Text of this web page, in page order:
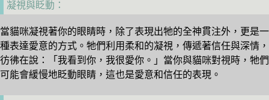
凝視與眨動：
當貓咪凝視著你的眼睛時，除了表現出牠的全神貫注外，更是一
種表達愛意的方式。牠們利用柔和的凝視，傳遞著信任與深情，
彷彿在說：「我看到你，我很愛你。」當你與貓咪對視時，牠們
可能會緩慢地眨動眼睛，這也是愛意和信任的表現。